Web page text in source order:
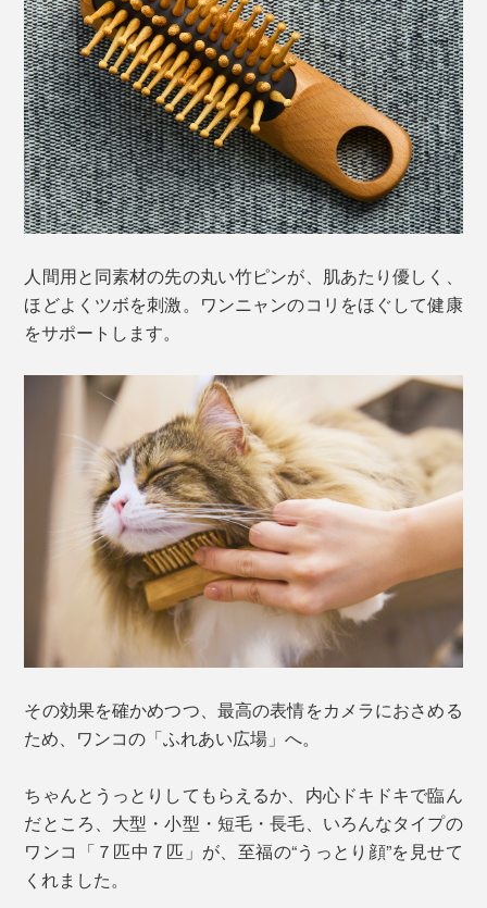
人間用と同素材の先の丸い竹ピンが、肌あたり優しく、
ほどよくツボを刺激。ワンニャンのコリをほぐして健康
をサポートします。
その効果を確かめつつ、最高の表情をカメラにおさめる
ため、ワンコの「ふれあい広場」へ。
ちゃんとうっとりしてもらえるか、内心ドキドキで臨ん
だところ、大型・小型・短毛・長毛、いろんなタイプの
ワンコ「７匹中７匹」が、至福の“うっとり顔”を見せて
くれました。